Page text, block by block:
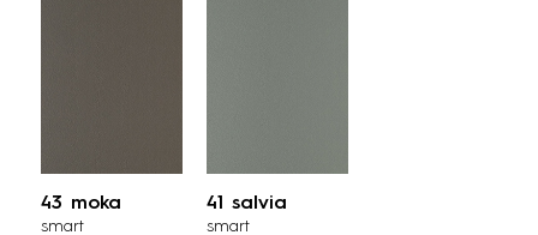
43 moka
smart
41 salvia
smart